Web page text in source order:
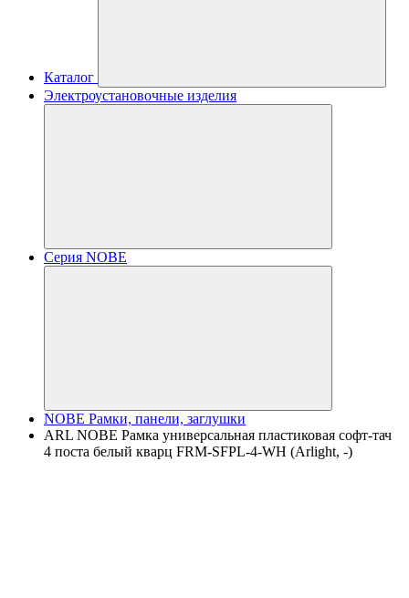
Каталог
Электроустановочные изделия
Серия NOBE
NOBE Рамки, панели, заглушки
ARL NOBE Рамка универсальная пластиковая софт-тач
4 поста белый кварц FRM-SFPL-4-WH (Arlight, -)